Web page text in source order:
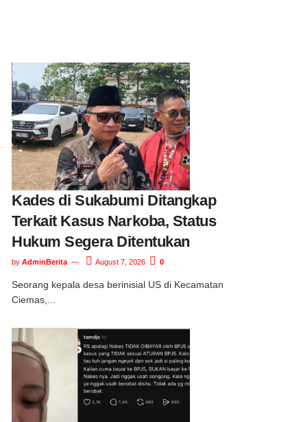
Kades di Sukabumi Ditangkap
Terkait Kasus Narkoba, Status
Hukum Segera Ditentukan
by AdminBerita August 7, 2026 0
Seorang kepala desa berinisial US di Kecamatan
Ciemas,...